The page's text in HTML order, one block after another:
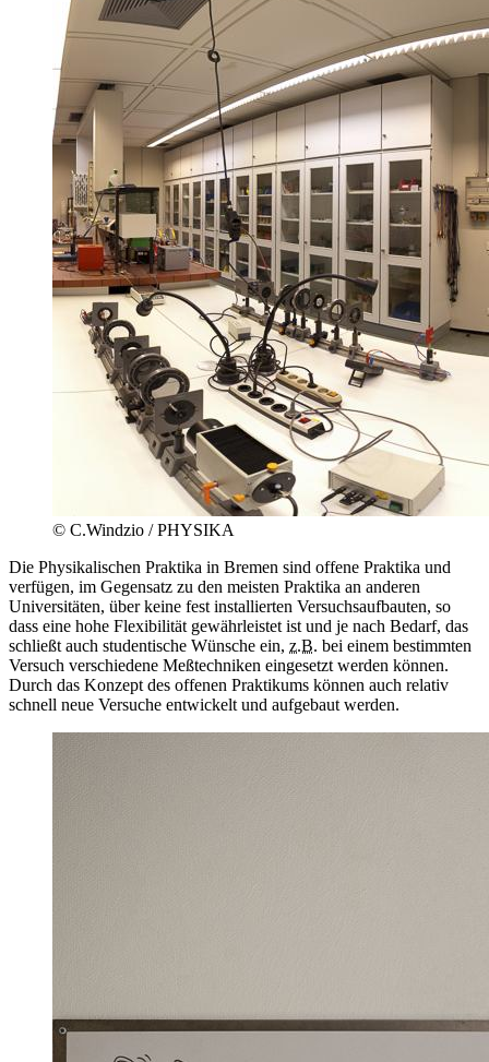
© C.Windzio / PHYSIKA
Die Physikalischen Praktika in Bremen sind offene Praktika und
verfügen, im Gegensatz zu den meisten Praktika an anderen
Universitäten, über keine fest installierten Versuchsaufbauten, so
dass eine hohe Flexibilität gewährleistet ist und je nach Bedarf, das
schließt auch studentische Wünsche ein, z.B. bei einem bestimmten
Versuch verschiedene Meßtechniken eingesetzt werden können.
Durch das Konzept des offenen Praktikums können auch relativ
schnell neue Versuche entwickelt und aufgebaut werden.